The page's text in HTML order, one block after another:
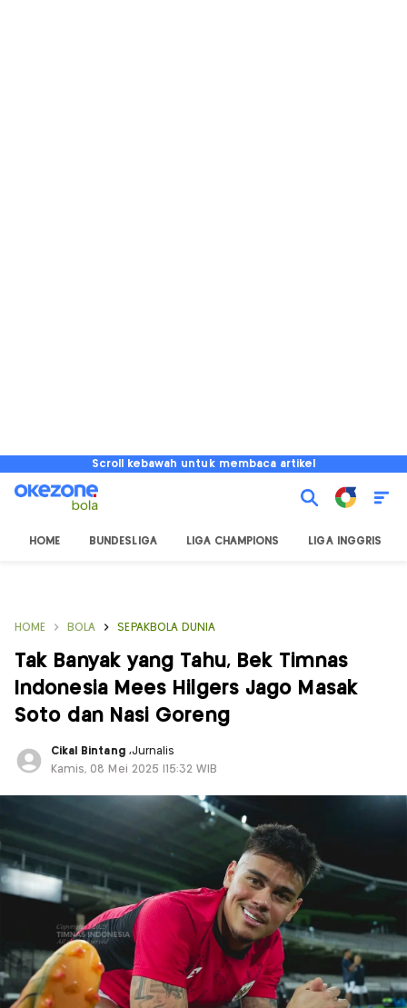
Scroll kebawah untuk membaca artikel
HOME BUNDESLIGA LIGA CHAMPIONS LIGA INGGRIS
HOME BOLA SEPAKBOLA DUNIA
Tak Banyak yang Tahu, Bek Timnas
Indonesia Mees Hilgers Jago Masak
Soto dan Nasi Goreng
Cikal Bintang ,Jurnalis
Kamis, 08 Mei 2025 |15:32 WIB